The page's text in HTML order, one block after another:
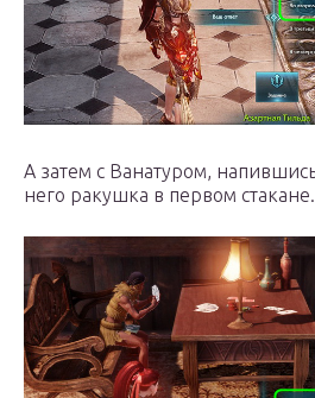
А затем с Ванатуром,
него ракушка в первом стакане.